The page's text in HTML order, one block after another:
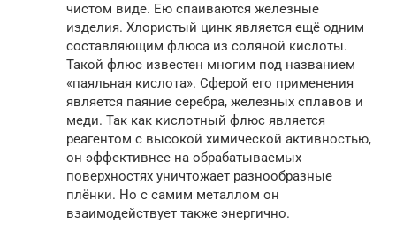
чистом виде. Ею спаиваются железные
изделия. Хлористый цинк является ещё одним
составляющим флюса из соляной кислоты.
Такой флюс известен многим под названием
«паяльная кислота». Сферой его применения
является паяние серебра, железных сплавов и
меди. Так как кислотный флюс является
реагентом с высокой химической активностью,
он эффективнее на обрабатываемых
поверхностях уничтожает разнообразные
плёнки. Но с самим металлом он
взаимодействует также энергично.